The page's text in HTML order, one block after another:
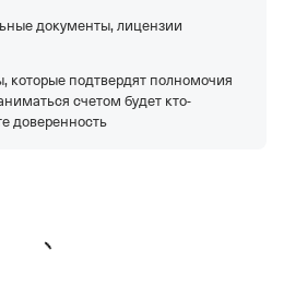
документы, лицензии
которые подтвердят полномочия
счетом будет кто-
доверенность